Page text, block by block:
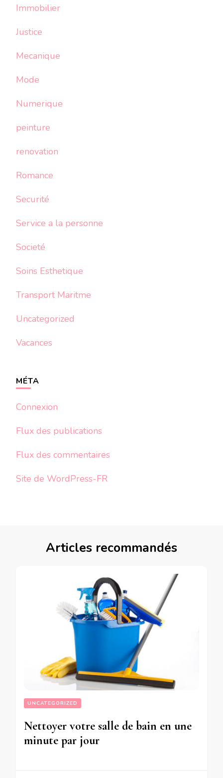
Immobilier
Justice
Mecanique
Mode
Numerique
peinture
renovation
Romance
Securité
Service a la personne
Societé
Soins Esthetique
Transport Maritme
Uncategorized
Vacances
MÉTA
Connexion
Flux des publications
Flux des commentaires
Site de WordPress-FR
Articles recommandés
UNCATEGORIZED
Nettoyer votre salle de bain en une
minute par jour